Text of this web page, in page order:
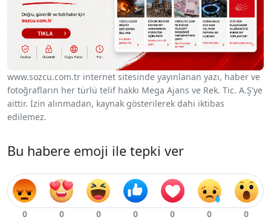
www.sozcu.com.tr internet sitesinde yayınlanan yazı, haber ve
fotoğrafların her türlü telif hakkı Mega Ajans ve Rek. Tic. A.Ş'ye
aittir. İzin alınmadan, kaynak gösterilerek dahi iktibas
edilemez.
Bu habere emoji ile tepki ver